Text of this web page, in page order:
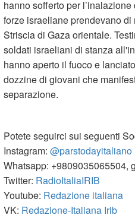
hanno sofferto per
forze israeliane prendevano
Striscia di Gaza orientale.
soldati israeliani di stanza
hanno aperto il fuoco e
dozzine di giovani che
separazione.
Potete seguirci sui seguenti
Instagram: @parstodayitaliano
Whatsapp: +9809035065504,
Twitter: RadioItaliaIRIB
Youtube: Redazione italiana
VK: Redazione-Italiana Irib